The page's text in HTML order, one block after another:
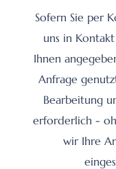
Sofern Sie per
uns in
Ihnen
Anfrage
Bearbeitung
erforderlich -
wir Ihre